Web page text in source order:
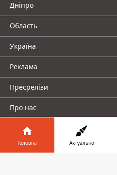
Дніпро
Область
Україна
Реклама
Пресрелізи
Про нас
Головна Актуально